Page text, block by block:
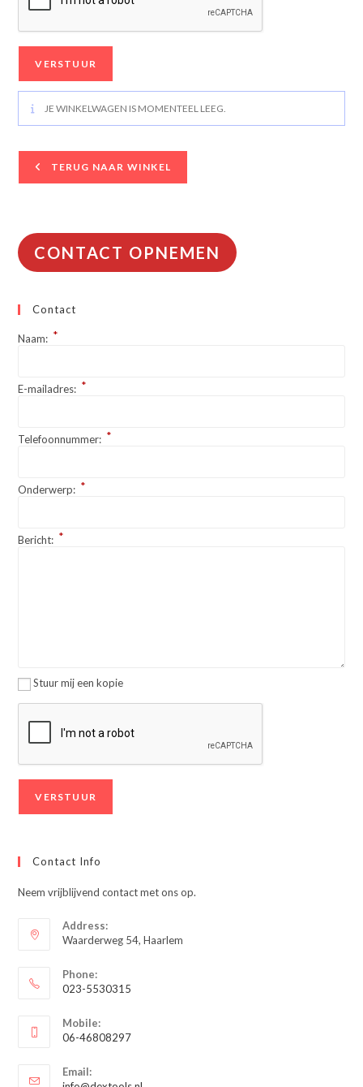
JE WINKELWAGEN IS MOMENTEEL LEEG.
TERUG NAAR WINKEL
CONTACT OPNEMEN
Contact
Naam: *
E-mailadres: *
Telefoonnummer: *
Onderwerp: *
Bericht: *
Stuur mij een kopie
Contact Info
Neem vrijblijvend contact met ons op.
Address:
Waarderweg 54, Haarlem
Phone:
023-5530315
in
je
toepassing
Mobile:
06-46808297
in
Email: